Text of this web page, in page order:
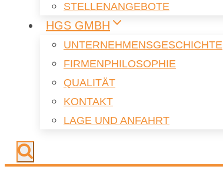
STEL­LEN­AN­GE­BO­TE
HGS GMBH
UN­TER­NEH­MENS­GE­SCHICH­TE
FIR­MEN­PHI­LO­SO­PHIE
QUA­LI­TÄT
KON­TAKT
LAGE UND AN­FAHRT